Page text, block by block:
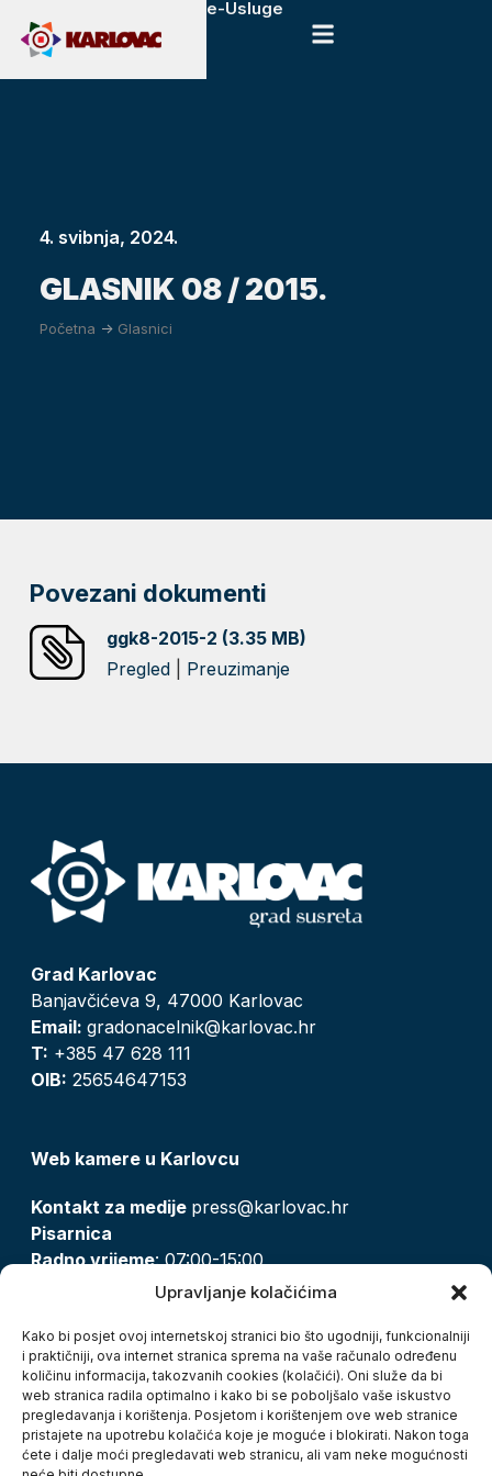
Upravljanje kolačićima
Kako bi posjet ovoj internetskoj stranici bio što ugodniji, funkcionalniji
i praktičniji, ova internet stranica sprema na vaše računalo određenu
količinu informacija, takozvanih cookies (kolačići). Oni služe da bi
web stranica radila optimalno i kako bi se poboljšalo vaše iskustvo
pregledavanja i korištenja. Posjetom i korištenjem ove web stranice
pristajete na upotrebu kolačića koje je moguće i blokirati. Nakon toga
ćete i dalje moći pregledavati web stranicu, ali vam neke mogućnosti
e-Usluge
4. svibnja, 2024.
GLASNIK 08 / 2015.
Početna -> Glasnici
Povezani dokumenti
ggk8-2015-2 (3.35 MB)
Pregled
Preuzimanje
Grad Karlovac
Banjavčićeva 9, 47000 Karlovac
Email: gradonacelnik@karlovac.hr
T: +385 47 628 111
OIB: 25654647153
Web kamere u Karlovcu
Kontakt za medije press@karlovac.hr
Pisarnica
Radno vrijeme: 07:00-15:00
pisarnica@karlovac.hr
Zaštita osobnih podataka
Pristup informacijama
Kolačići